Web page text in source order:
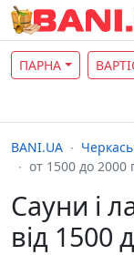
ПАРНА
BANI.UA
от 1500 до 2000
Сауни і
від 1500